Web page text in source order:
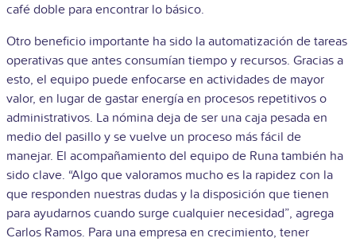
café doble para encontrar lo básico.
Otro beneficio importante ha sido la automatización de tareas
operativas que antes consumían tiempo y recursos. Gracias a
esto, el equipo puede enfocarse en actividades de mayor
valor, en lugar de gastar energía en procesos repetitivos o
administrativos. La nómina deja de ser una caja pesada en
medio del pasillo y se vuelve un proceso más fácil de
manejar. El acompañamiento del equipo de Runa también ha
sido clave. “Algo que valoramos mucho es la rapidez con la
que responden nuestras dudas y la disposición que tienen
para ayudarnos cuando surge cualquier necesidad”, agrega
Carlos Ramos. Para una empresa en crecimiento, tener